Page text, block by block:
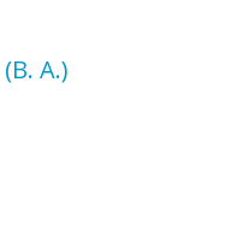
(B. A.)